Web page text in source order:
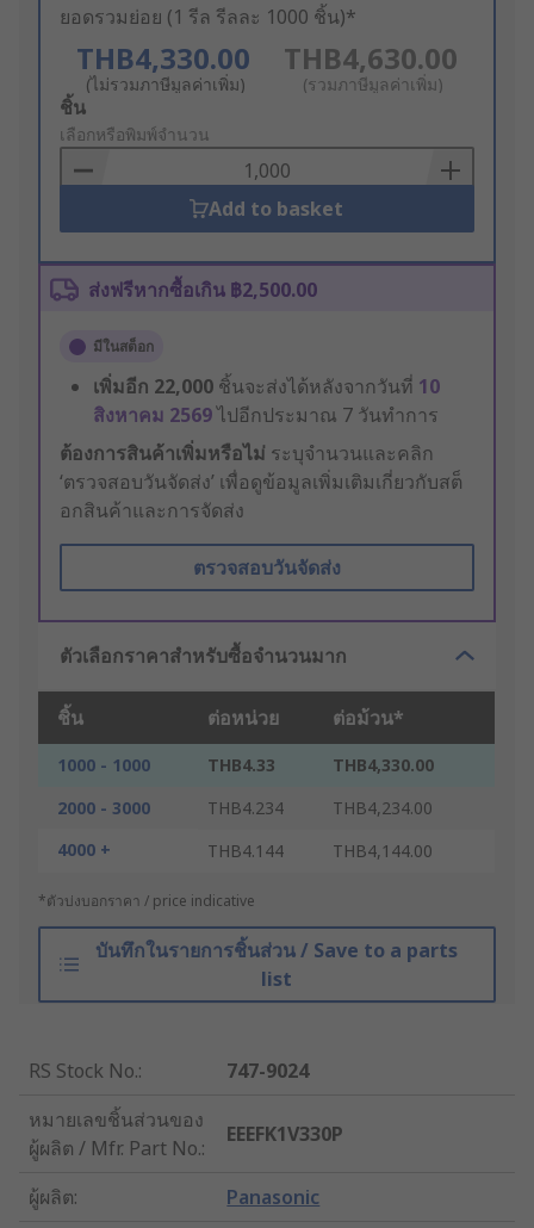
ยอดรวมย่อย (1 รีล รีลละ 1000 ชิ้น)*
THB4,330.00
(ไม่รวมภาษีมูลค่าเพิ่ม)
THB4,630.00
(รวมภาษีมูลค่าเพิ่ม)
Add
to
Basket
ชิ้น
เลือกหรือพิมพ์จำนวน
Add to basket
ส่งฟรีหากซื้อเกิน ฿2,500.00
มีในสต็อก
เพิ่มอีก 22,000 ชิ้นจะส่งได้หลังจากวันที่ 10
สิงหาคม 2569ไปอีกประมาณ 7 วันทำการ
ต้องการสินค้าเพิ่มหรือไม่ ระบุจำนวนและคลิก
‘ตรวจสอบวันจัดส่ง’ เพื่อดูข้อมูลเพิ่มเติมเกี่ยวกับสต็
อกสินค้าและการจัดส่ง
ตรวจสอบวันจัดส่ง
ตัวเลือกราคาสำหรับซื้อจำนวนมาก
ชิ้น ต่อหน่วย ต่อม้วน*
1000 - 1000 THB4.33
THB4,330.00
2000 - 3000
THB4.234
THB4,234.00
4000 +
THB4.144 THB4,144.00
*ตัวบ่งบอกราคา / price indicative
บันทึกในรายการชิ้นส่วน / Save to a parts
list
RS Stock No.:
747-9024
หมายเลขชิ้นส่วนของ
ผู้ผลิต / Mfr. Part No.:
EEEFK1V330P
ผู้ผลิต: Panasonic